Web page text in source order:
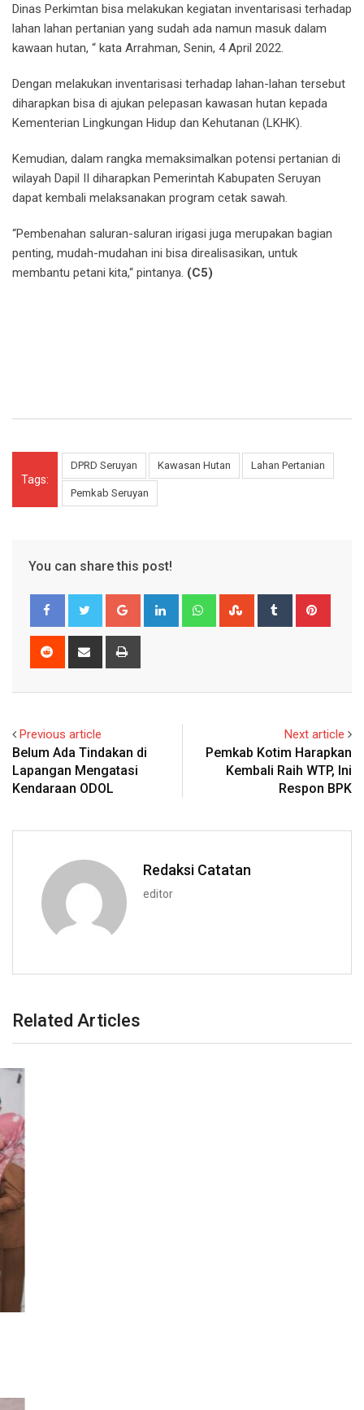
Dinas Perkimtan bisa melakukan kegiatan inventarisasi terhadap
lahan lahan pertanian yang sudah ada namun masuk dalam
kawaan hutan, “ kata Arrahman, Senin, 4 April 2022.
Dengan melakukan inventarisasi terhadap lahan-lahan tersebut
diharapkan bisa di ajukan pelepasan kawasan hutan kepada
Kementerian Lingkungan Hidup dan Kehutanan (LKHK).
Kemudian, dalam rangka memaksimalkan potensi pertanian di
wilayah Dapil II diharapkan Pemerintah Kabupaten Seruyan
dapat kembali melaksanakan program cetak sawah.
“Pembenahan saluran-saluran irigasi juga merupakan bagian
penting, mudah-mudahan ini bisa direalisasikan, untuk
membantu petani kita,“ pintanya. (C5)
Tags:
DPRD Seruyan Kawasan Hutan Lahan Pertanian
Pemkab Seruyan
You can share this post!
Google+ LinkedIn WhatsappStumbleUpon
Tumblr
Reddit
Share
Previous article
Belum Ada Tindakan di
Lapangan Mengatasi
Kendaraan ODOL
Next article
Pemkab Kotim Harapkan
Kembali Raih WTP, Ini
Respon BPK
Redaksi Catatan
editor
Related Articles